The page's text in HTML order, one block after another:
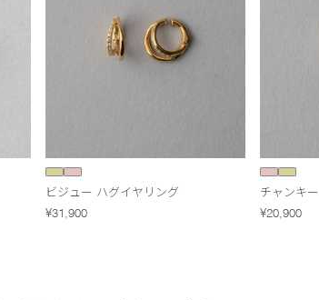
ビジュー ハグイヤリング
¥31,900
チャンキ
¥20,900